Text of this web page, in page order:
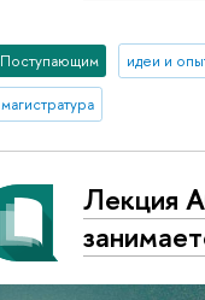
Поступающим идеи и
магистратура
Лекция